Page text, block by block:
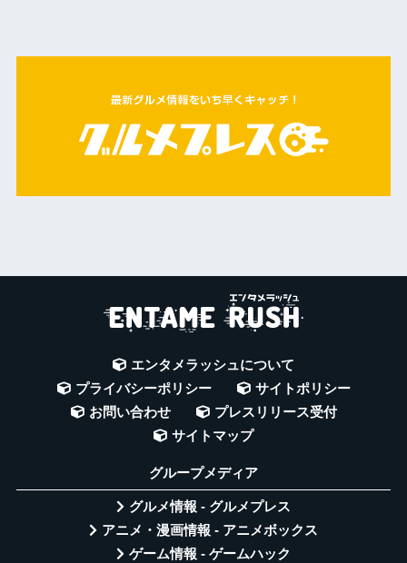
エンタメラッシュについて
プライバシーポリシー
サイトポリシー
お問い合わせ
プレスリリース受付
サイトマップ
グループメディア
グルメ情報 - グルメプレス
アニメ・漫画情報 - アニメボックス
ゲーム情報 - ゲームハック